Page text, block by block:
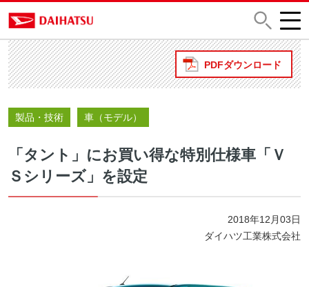
PDFダウンロード
製品・技術 車（モデル）
「タント」にお買い得な特別仕様車「Ｖ
Ｓシリーズ」を設定
2018年12月03日
ダイハツ工業株式会社